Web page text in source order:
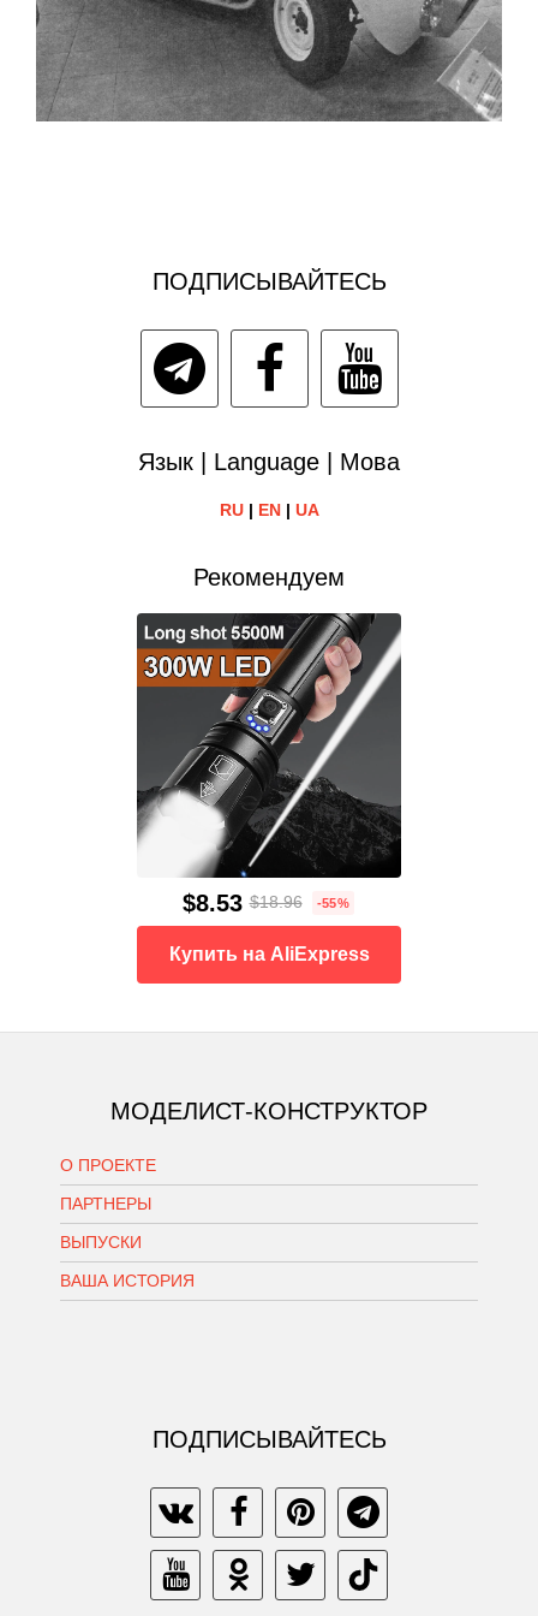
ПОДПИСЫВАЙТЕСЬ
Язык | Language | Мова
RU| EN| UA
Рекомендуем
$8.53 $18.96 -55%
Купить на AliExpress
МОДЕЛИСТ-КОНСТРУКТОР
О ПРОЕКТЕ
ПАРТНЕРЫ
ВЫПУСКИ
ВАША ИСТОРИЯ
ПОДПИСЫВАЙТЕСЬ